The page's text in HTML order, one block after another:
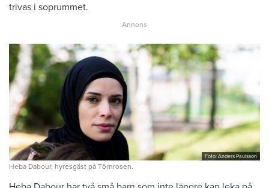
trivas i soprummet.
Foto: Anders Paulsson
Heba Dabour, hyresgäst på Törnrosen.